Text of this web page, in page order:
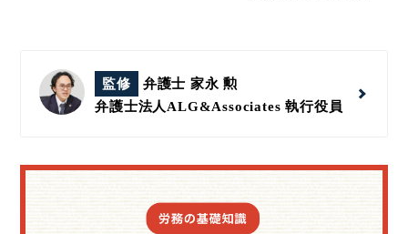
監修
弁護士 家永 勲
弁護士法人ALG&Associates執行役員